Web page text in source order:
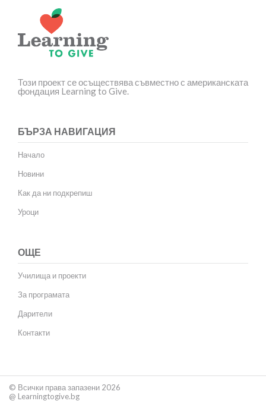
Този проект се осъществява съвместно с американската
фондация Learning to Give.
БЪРЗА НАВИГАЦИЯ
Начало
Новини
Как да ни подкрепиш
Уроци
ОЩЕ
Училища и проекти
За програмата
Дарители
Контакти
© Всички права запазени 2026
@ Learningtogive.bg